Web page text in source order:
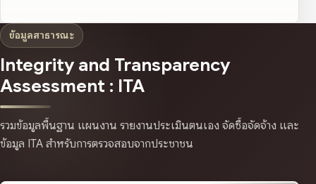
ข้อมูลสาธารณะ
Integrity and Transparency
Assessment : ITA
รวมข้อมูลพื้นฐาน แผนงาน รายงานประเมินตนเอง จัดซื้อจัดจ้าง และ
ข้อมูล ITA สำหรับการตรวจสอบจากประชาชน